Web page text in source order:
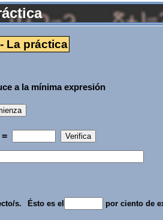
La práctica
a la mínima expresión
=
s. Ésto es el por ciento de